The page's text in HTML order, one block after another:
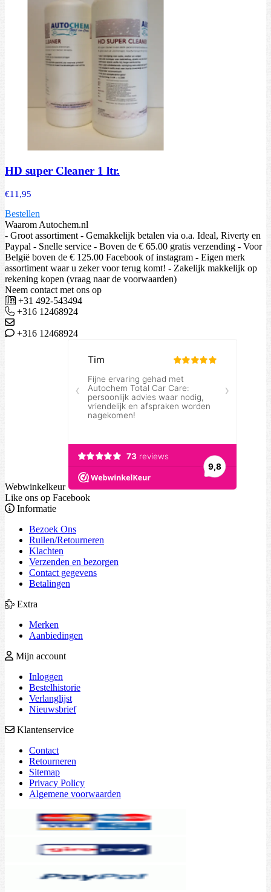
HD super Cleaner 1 ltr.
€11,95
Bestellen
Waarom Autochem.nl
- Groot assortiment - Gemakkelijk betalen via o.a. Ideal, Riverty en
Paypal - Snelle service - Boven de € 65.00 gratis verzending - Voor
België boven de € 125.00 Facebook of instagram - Eigen merk
assortiment waar u zeker voor terug komt! - Zakelijk makkelijk op
rekening kopen (vraag naar de voorwaarden)
Neem contact met ons op
+31 492-543494
+316 12468924
+316 12468924
Webwinkelkeur
Like ons op Facebook
Informatie
Bezoek Ons
Ruilen/Retourneren
Klachten
Verzenden en bezorgen
Contact gegevens
Betalingen
Extra
Merken
Aanbiedingen
Mijn account
Inloggen
Bestelhistorie
Verlanglijst
Nieuwsbrief
Klantenservice
Contact
Retourneren
Sitemap
Privacy Policy
Algemene voorwaarden